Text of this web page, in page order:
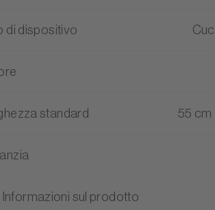
di dispositivo
standard 55 cm
Informazioni sul prodotto